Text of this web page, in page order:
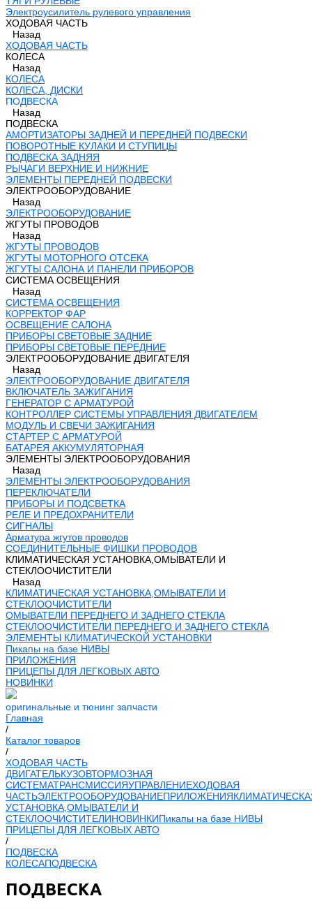
Электроусилитель рулевого управления
ХОДОВАЯ ЧАСТЬ
Назад
ХОДОВАЯ ЧАСТЬ
КОЛЕСА
Назад
КОЛЕСА
КОЛЕСА, ДИСКИ
ПОДВЕСКА
Назад
ПОДВЕСКА
АМОРТИЗАТОРЫ ЗАДНЕЙ И ПЕРЕДНЕЙ ПОДВЕСКИ
ПОВОРОТНЫЕ КУЛАКИ И СТУПИЦЫ
ПОДВЕСКА ЗАДНЯЯ
РЫЧАГИ ВЕРХНИЕ И НИЖНИЕ
ЭЛЕМЕНТЫ ПЕРЕДНЕЙ ПОДВЕСКИ
ЭЛЕКТРООБОРУДОВАНИЕ
Назад
ЭЛЕКТРООБОРУДОВАНИЕ
ЖГУТЫ ПРОВОДОВ
Назад
ЖГУТЫ ПРОВОДОВ
ЖГУТЫ МОТОРНОГО ОТСЕКА
ЖГУТЫ САЛОНА И ПАНЕЛИ ПРИБОРОВ
СИСТЕМА ОСВЕЩЕНИЯ
Назад
СИСТЕМА ОСВЕЩЕНИЯ
КОРРЕКТОР ФАР
ОСВЕЩЕНИЕ САЛОНА
ПРИБОРЫ СВЕТОВЫЕ ЗАДНИЕ
ПРИБОРЫ СВЕТОВЫЕ ПЕРЕДНИЕ
ЭЛЕКТРООБОРУДОВАНИЕ ДВИГАТЕЛЯ
Назад
ЭЛЕКТРООБОРУДОВАНИЕ ДВИГАТЕЛЯ
ВКЛЮЧАТЕЛЬ ЗАЖИГАНИЯ
ГЕНЕРАТОР С АРМАТУРОЙ
КОНТРОЛЛЕР СИСТЕМЫ УПРАВЛЕНИЯ ДВИГАТЕЛЕМ
МОДУЛЬ И СВЕЧИ ЗАЖИГАНИЯ
СТАРТЕР С АРМАТУРОЙ
БАТАРЕЯ АККУМУЛЯТОРНАЯ
ЭЛЕМЕНТЫ ЭЛЕКТРООБОРУДОВАНИЯ
Назад
ЭЛЕМЕНТЫ ЭЛЕКТРООБОРУДОВАНИЯ
ПЕРЕКЛЮЧАТЕЛИ
ПРИБОРЫ И ПОДСВЕТКА
РЕЛЕ И ПРЕДОХРАНИТЕЛИ
СИГНАЛЫ
Арматура жгутов проводов
СОЕДИНИТЕЛЬНЫЕ ФИШКИ ПРОВОДОВ
КЛИМАТИЧЕСКАЯ УСТАНОВКА,ОМЫВАТЕЛИ И
СТЕКЛООЧИСТИТЕЛИ
Назад
КЛИМАТИЧЕСКАЯ УСТАНОВКА,ОМЫВАТЕЛИ И
СТЕКЛООЧИСТИТЕЛИ
ОМЫВАТЕЛИ ПЕРЕДНЕГО И ЗАДНЕГО СТЕКЛА
СТЕКЛООЧИСТИТЕЛИ ПЕРЕДНЕГО И ЗАДНЕГО СТЕКЛА
ЭЛЕМЕНТЫ КЛИМАТИЧЕСКОЙ УСТАНОВКИ
Пикапы на базе НИВЫ
ПРИЛОЖЕНИЯ
ПРИЦЕПЫ ДЛЯ ЛЕГКОВЫХ АВТО
НОВИНКИ
оригинальные и тюнинг запчасти
Главная
/
Каталог товаров
/
ХОДОВАЯ ЧАСТЬ
ДВИГАТЕЛЬКУЗОВТОРМОЗНАЯ
СИСТЕМАТРАНСМИССИЯУПРАВЛЕНИЕХОДОВАЯ
ЧАСТЬЭЛЕКТРООБОРУДОВАНИЕПРИЛОЖЕНИЯ
УСТАНОВКА,ОМЫВАТЕЛИ И
СТЕКЛООЧИСТИТЕЛИНОВИНКИПикапы на базе НИВЫ
ПРИЦЕПЫ ДЛЯ ЛЕГКОВЫХ АВТО
/
ПОДВЕСКА
КОЛЕСАПОДВЕСКА
ПОДВЕСКА